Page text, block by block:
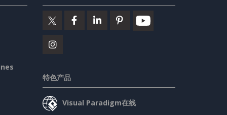
特色产品
Visual Paradigm在线